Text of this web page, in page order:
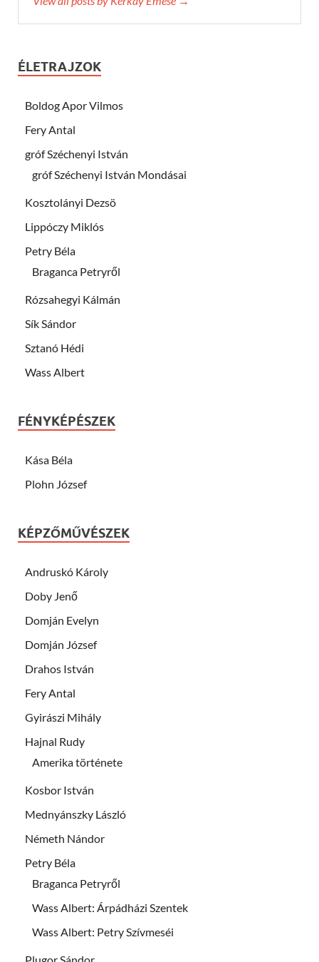
ÉLETRAJZOK
Boldog Apor Vilmos
Fery Antal
gróf Széchenyi István
gróf Széchenyi István Mondásai
Kosztolányi Dezsö
Lippóczy Miklós
Petry Béla
Braganca Petryről
Rózsahegyi Kálmán
Sík Sándor
Sztanó Hédi
Wass Albert
FÉNYKÉPÉSZEK
Kása Béla
Plohn József
KÉPZŐMŰVÉSZEK
Andruskó Károly
Doby Jenő
Domján Evelyn
Domján József
Drahos István
Fery Antal
Gyirászi Mihály
Hajnal Rudy
Amerika története
Kosbor István
Mednyánszky László
Németh Nándor
Petry Béla
Braganca Petryről
Wass Albert: Árpádházi Szentek
Wass Albert: Petry Szívmeséi